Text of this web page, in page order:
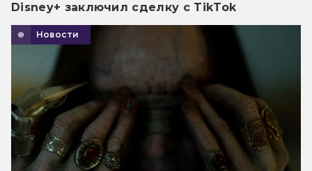
Disney+ заключил сделку с TikTok
Новости